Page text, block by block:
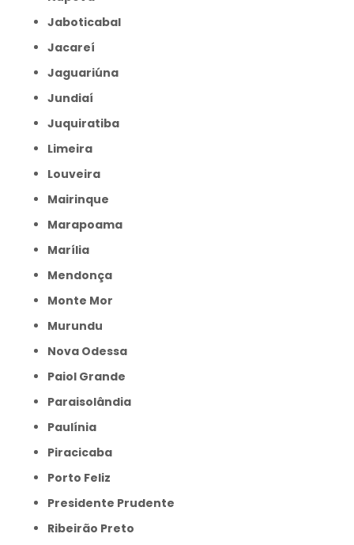
Jaboticabal
Jacareí
Jaguariúna
Jundiaí
Juquiratiba
Limeira
Louveira
Mairinque
Marapoama
Marília
Mendonça
Monte Mor
Murundu
Nova Odessa
Paiol Grande
Paraisolândia
Paulínia
Piracicaba
Porto Feliz
Presidente Prudente
Ribeirão Preto